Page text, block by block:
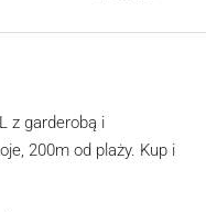
z garderobą i
200m od plaży. Kup i